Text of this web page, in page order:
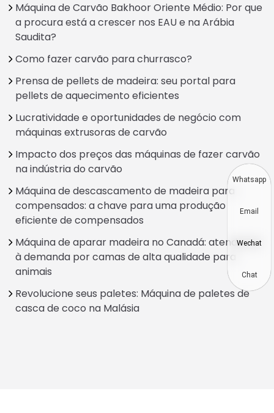
Máquina de Carvão Bakhoor Oriente Médio: Por que
a procura está a crescer nos EAU e na Arábia
Saudita?
Como fazer carvão para churrasco?
Prensa de pellets de madeira: seu portal para
pellets de aquecimento eficientes
Lucratividade e oportunidades de negócio com
máquinas extrusoras de carvão
Impacto dos preços das máquinas de fazer carvão
na indústria do carvão
Máquina de descascamento de madeira para
compensados: a chave para uma produção
eficiente de compensados
Máquina de aparar madeira no Canadá: atendendo
à demanda por camas de alta qualidade para
animais
Revolucione seus paletes: Máquina de paletes de
casca de coco na Malásia
Whatsapp
Email
Wechat
Chat